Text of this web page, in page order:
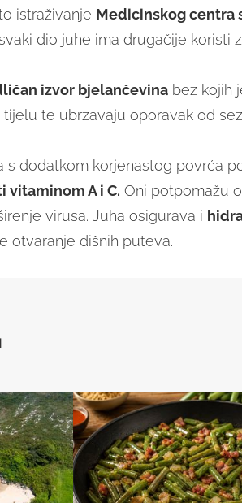
istraživanje Medicinskog centra
dio juhe ima drugačije koristi
izvor bjelančevinabez kojih
te ubrzavaju oporavak od
s dodatkom korjenastog povrća
vitaminom A i C. Oni potpomažu
virusa. Juha osigurava i
otvaranje dišnih puteva.